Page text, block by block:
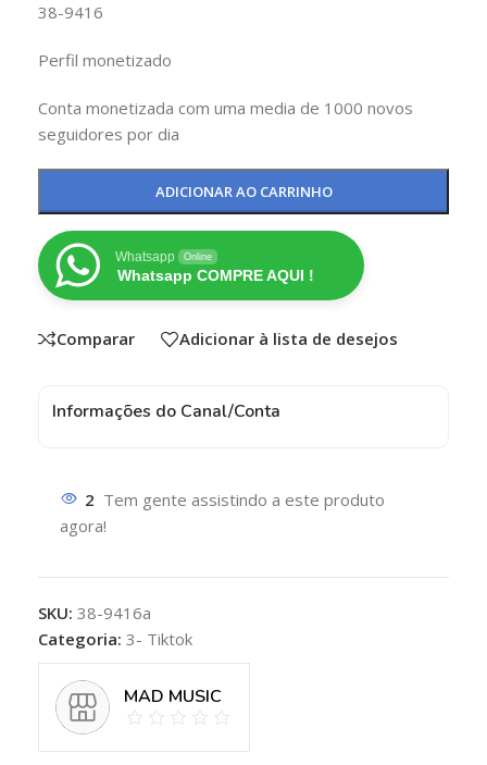
38-9416
Perfil monetizado
Conta monetizada com uma media de 1000 novos
seguidores por dia
ADICIONAR AO CARRINHO
Whatsapp Online
Whatsapp COMPRE AQUI !
Comparar Adicionar à lista de desejos
Informações do Canal/Conta
2 Tem gente assistindo a este produto
agora!
SKU: 38-9416a
Categoria: 3- Tiktok
MAD MUSIC